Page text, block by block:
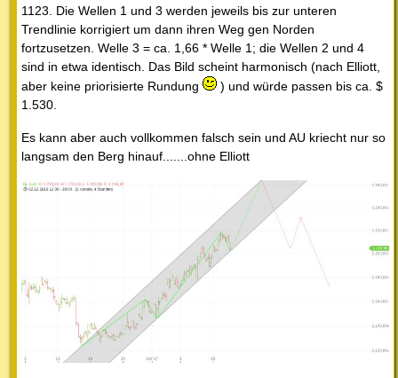
1123. Die Wellen 1 und 3 werden jeweils bis zur unteren
Trendlinie korrigiert um dann ihren Weg gen Norden
fortzusetzen. Welle 3 = ca. 1,66 * Welle 1; die Wellen 2 und 4
sind in etwa identisch. Das Bild scheint harmonisch (nach Elliott,
aber keine priorisierte Rundung
) und würde passen bis ca. $
1.530.
Es kann aber auch vollkommen falsch sein und AU kriecht nur so
langsam den Berg hinauf.......ohne Elliott